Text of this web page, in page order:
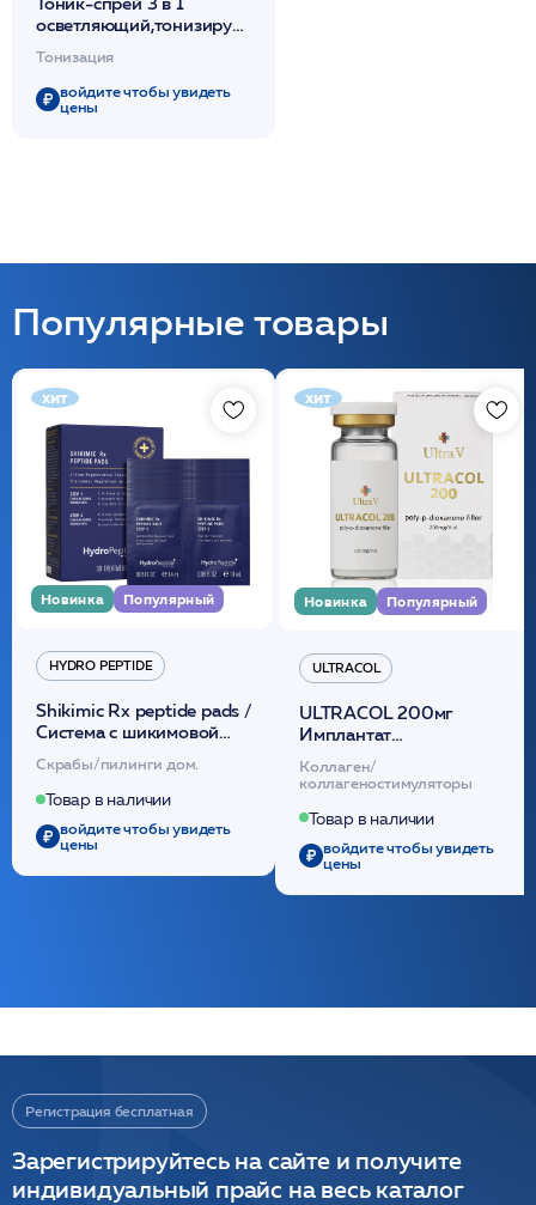
осветляющий,тонизирующий,увлажняющий
/ WHITENESS
LIGHTENING MIST 200мл
/HISTOLAB*
Тонизация
войдите чтобы увидеть
цены
Популярные товары
хит
Новинка Популярный
HYDRO PEPTIDE
Shikimic Rx peptide pads /
Cистема с шикимовой
кислотой обновляющая
(30шт) /HP
Скрабы/пилинги дом.
Товар в наличии
войдите чтобы увидеть
цены
хит
Новинка Популярный
ULTRACOL
ULTRACOL 200мг
Имплантат
внутридермальный,
стерильный на основе
полидиоксанона
/ULTRACOL
Коллаген/
коллагеностимуляторы
Товар в наличии
войдите чтобы увидеть
цены
Регистрация бесплатная
Зарегистрируйтесь на сайте и получите
индивидуальный прайс на весь каталог